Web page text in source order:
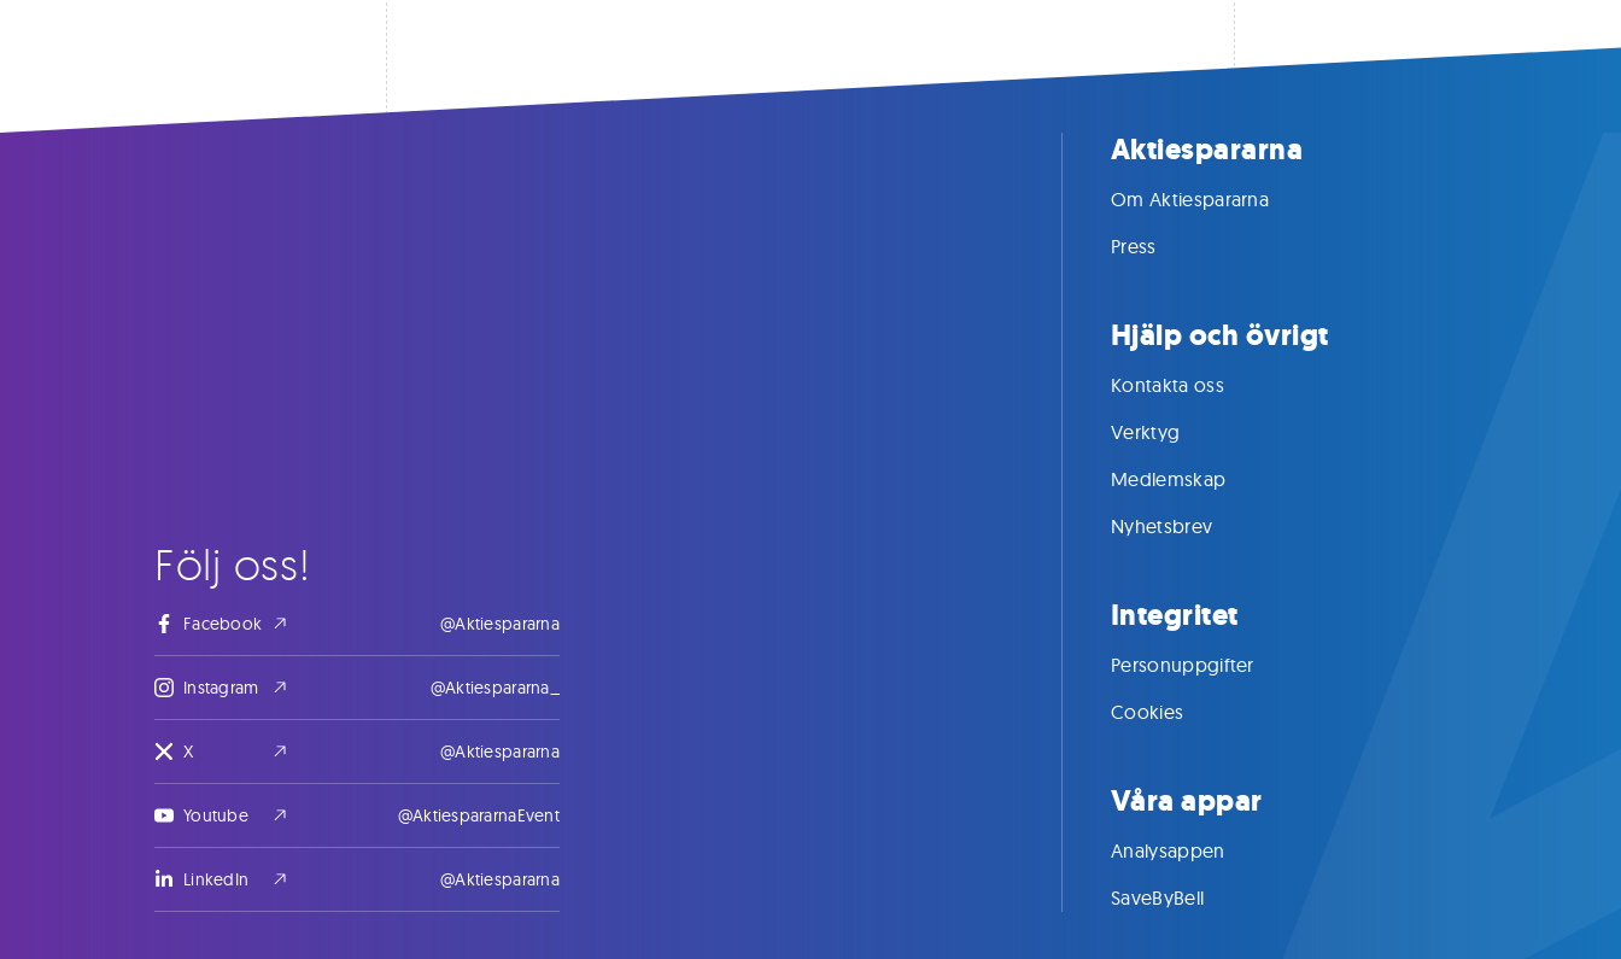
Följ oss!
Facebook @Aktiespararna
Instagram @Aktiespararna_
X @Aktiespararna
Youtube @AktiespararnaEvent
LinkedIn @Aktiespararna
Aktiespararna
Om Aktiespararna
Press
Hjälp och övrigt
Kontakta oss
Verktyg
Medlemskap
Nyhetsbrev
Integritet
Personuppgifter
Cookies
Våra appar
Analysappen
SaveByBell